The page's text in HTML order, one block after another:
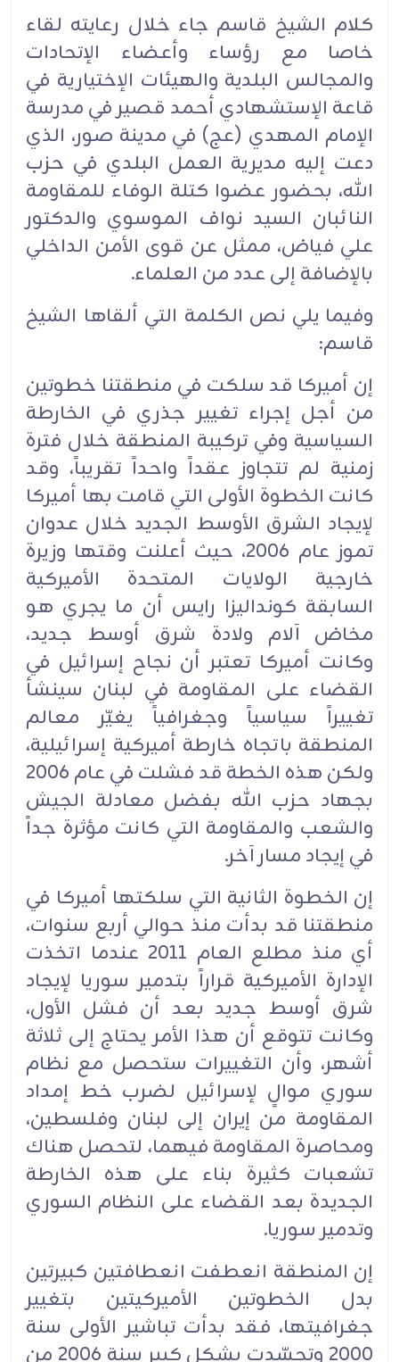
كلام الشيخ قاسم جاء خلال رعايته لقاء
خاصا مع رؤساء وأعضاء الإتحادات
والمجالس البلدية والهيئات الإختيارية في
قاعة الإستشهادي أحمد قصير في مدرسة
الإمام المهدي (عج) في مدينة صور، الذي
دعت إليه مديرية العمل البلدي في حزب
الله، بحضور عضوا كتلة الوفاء للمقاومة
النائبان السيد نواف الموسوي والدكتور
علي فياض، ممثل عن قوى الأمن الداخلي
بالإضافة إلى عدد من العلماء.
وفيما يلي نص الكلمة التي ألقاها الشيخ
قاسم:
إن أميركا قد سلكت في منطقتنا خطوتين
من أجل إجراء تغيير جذري في الخارطة
السياسية وفي تركيبة المنطقة خلال فترة
زمنية لم تتجاوز عقداً واحداً تقريباً، وقد
كانت الخطوة الأولى التي قامت بها أميركا
لإيجاد الشرق الأوسط الجديد خلال عدوان
تموز عام 2006، حيث أعلنت وقتها وزيرة
خارجية الولايات المتحدة الأميركية
السابقة كونداليزا رايس أن ما يجري هو
مخاض آلام ولادة شرق أوسط جديد،
وكانت أميركا تعتبر أن نجاح إسرائيل في
القضاء على المقاومة في لبنان سينشأ
تغييراً سياسياً وجغرافياً يغيّر معالم
المنطقة باتجاه خارطة أميركية إسرائيلية،
ولكن هذه الخطة قد فشلت في عام 2006
بجهاد حزب الله بفضل معادلة الجيش
والشعب والمقاومة التي كانت مؤثرة جداً
في إيجاد مسار آخر.
إن الخطوة الثانية التي سلكتها أميركا في
منطقتنا قد بدأت منذ حوالي أربع سنوات،
أي منذ مطلع العام 2011 عندما اتخذت
الإدارة الأميركية قراراً بتدمير سوريا لإيجاد
شرق أوسط جديد بعد أن فشل الأول،
وكانت تتوقع أن هذا الأمر يحتاج إلى ثلاثة
أشهر، وأن التغييرات ستحصل مع نظام
سوري موالٍ لإسرائيل لضرب خط إمداد
المقاومة من إيران إلى لبنان وفلسطين،
ومحاصرة المقاومة فيهما، لتحصل هناك
تشعبات كثيرة بناء على هذه الخارطة
الجديدة بعد القضاء على النظام السوري
وتدمير سوريا.
إن المنطقة انعطفت انعطافتين كبيرتين
بدل الخطوتين الأميركيتين بتغيير
جغرافيتها، فقد بدأت تباشير الأولى سنة
2000 وتجسّدت بشكل كبير سنة 2006 من